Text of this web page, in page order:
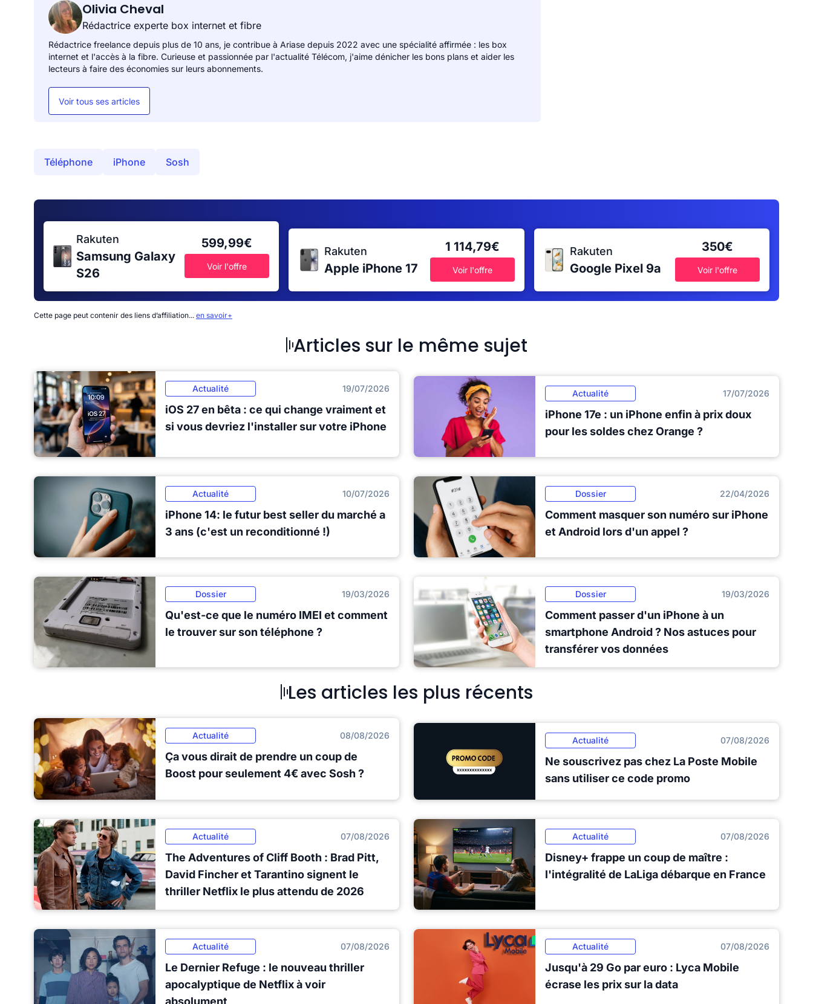
Olivia Cheval
Rédactrice experte box internet et fibre
Rédactrice freelance depuis plus de 10 ans, je contribue à Ariase depuis 2022 avec une spécialité affirmée : les box
internet et l'accès à la fibre. Curieuse et passionnée par l'actualité Télécom, j'aime dénicher les bons plans et aider les
lecteurs à faire des économies sur leurs abonnements.
Voir tous ses articles
Téléphone iPhone Sosh
Rakuten
Samsung Galaxy
S26
599,99€
Voir l'offre
Rakuten
Apple iPhone 17
1 114,79€
Voir l'offre
Rakuten
Google Pixel 9a
350€
Voir l'offre
Cette page peut contenir des liens d’affiliation... en savoir+
Articles sur le même sujet
Actualité 19/07/2026
iOS 27 en bêta : ce qui change vraiment et
si vous devriez l'installer sur votre iPhone
Actualité 17/07/2026
iPhone 17e : un iPhone enfin à prix doux
pour les soldes chez Orange ?
Actualité 10/07/2026
iPhone 14: le futur best seller du marché a
3 ans (c'est un reconditionné !)
Dossier 22/04/2026
Comment masquer son numéro sur iPhone
et Android lors d'un appel ?
Dossier 19/03/2026
Qu'est-ce que le numéro IMEI et comment
le trouver sur son téléphone ?
Dossier 19/03/2026
Comment passer d'un iPhone à un
smartphone Android ? Nos astuces pour
transférer vos données
Les articles les plus récents
Actualité 08/08/2026
Ça vous dirait de prendre un coup de
Boost pour seulement 4€ avec Sosh ?
Actualité 07/08/2026
Ne souscrivez pas chez La Poste Mobile
sans utiliser ce code promo
Actualité 07/08/2026
The Adventures of Cliff Booth : Brad Pitt,
David Fincher et Tarantino signent le
thriller Netflix le plus attendu de 2026
Actualité 07/08/2026
Disney+ frappe un coup de maître :
l'intégralité de LaLiga débarque en France
Actualité 07/08/2026
Le Dernier Refuge : le nouveau thriller
apocalyptique de Netflix à voir
absolument
Actualité 07/08/2026
Jusqu'à 29 Go par euro : Lyca Mobile
écrase les prix sur la data